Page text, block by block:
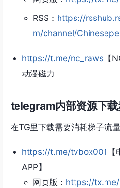
RSS： https://
m/channel/
https://t.me/nc_raws 【
动漫磁力
telegram内部资源下载
在TG里下载需要消耗梯子流
https://t.me/tvbox001
APP】
网页版： https://